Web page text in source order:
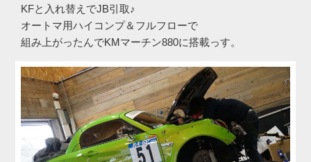
KFと入れ替えでJB引取♪
オートマ用ハイコンプ＆フルフローで
組み上がったんでKMマーチン880に搭載っす。